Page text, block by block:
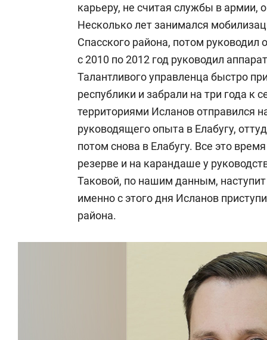
карьеру, не считая службы в армии,
Несколько лет занимался
Спасского района, потом руководил
с 2010 по 2012 год руководил
Талантливого управленца быстро
республики и забрали на три года к
территориями Исланов отправился
руководящего опыта в Елабугу,
потом снова в Елабугу. Все это
резерве и на карандаше у
Таковой, по нашим данным,
именно с этого дня Исланов
района.